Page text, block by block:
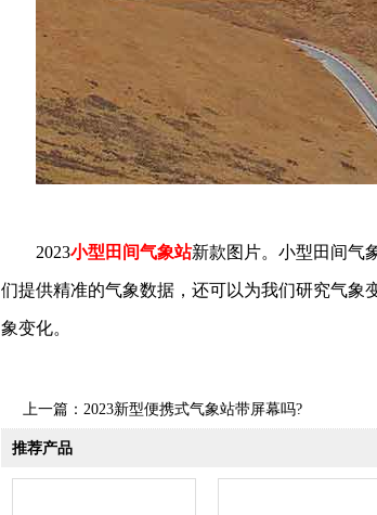
2023小型田间气象站新款图片。小型田间气
们提供精准的气象数据，还可以为我们研究气象
象变化。
上一篇： 2023新型便携式气象站带屏幕吗?
推荐产品